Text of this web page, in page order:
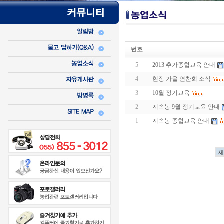
번호
5
2013 추가종합교육 안내
4
현장 가을 연찬회 소식
3
10월 정기교육
2
지속농 9월 정기교육 안내
1
지속농 종합교육 안내